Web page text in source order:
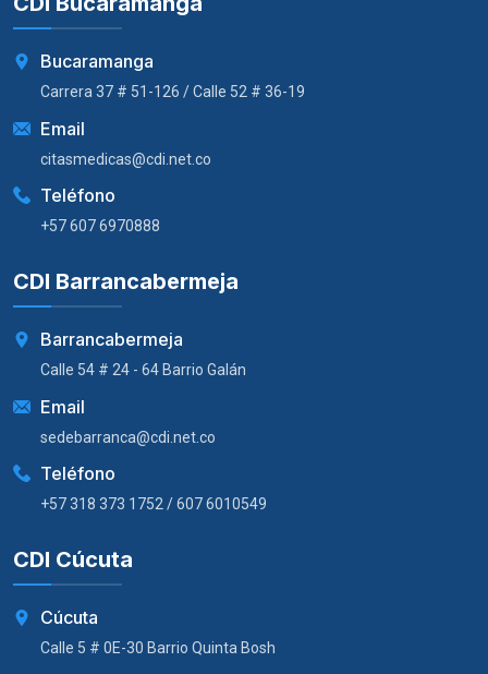
Bucaramanga
Carrera 37 # 51-126 / Calle 52 # 36-19
Email
citasmedicas@cdi.net.co
Teléfono
+57 607 6970888
CDI Barrancabermeja
Barrancabermeja
Calle 54 # 24 - 64 Barrio Galán
Email
sedebarranca@cdi.net.co
Teléfono
+57 318 373 1752 / 607 6010549
CDI Cúcuta
Cúcuta
Calle 5 # 0E-30 Barrio Quinta Bosh